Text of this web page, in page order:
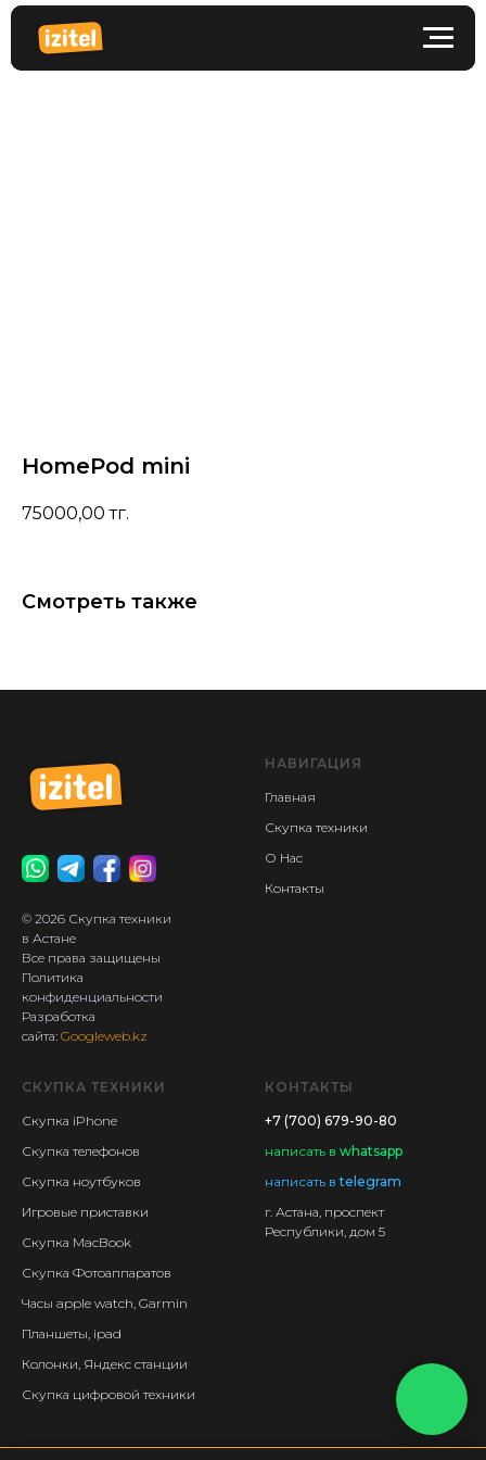
HomePod mini
75000,00 тг.
Смотреть также
© 2026 Скупка техники
в Астане
Все права защищены
Политика
конфиденциальности
Разработка
сайта: Googleweb.kz
НАВИГАЦИЯ
Главная
Скупка техники
О Нас
Контакты
СКУПКА ТЕХНИКИ
Скупка iPhone
Скупка телефонов
Скупка ноутбуков
Игровые приставки
Скупка MacBook
Скупка Фотоаппаратов
Часы apple watch, Garmin
Планшеты, ipad
Колонки, Яндекс станции
Скупка цифровой техники
КОНТАКТЫ
+7 (700) 679-90-80
написать в whatsapp
написать в telegram
г. Астана, проспект
Республики, дом 5